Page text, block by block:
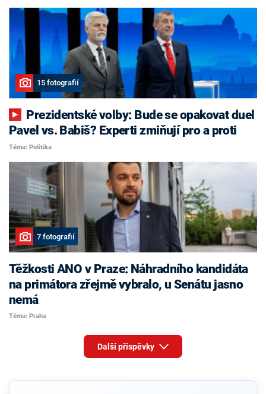
15 fotografií
Pavel vs. Babiš? Experti zmiňují pro a proti
Téma: Politika
7 fotografií
Těžkosti ANO v Praze: Náhradního kandidáta
na primátora zřejmě vybralo, u Senátu jasno
nemá
Téma: Praha
Další příspěvky